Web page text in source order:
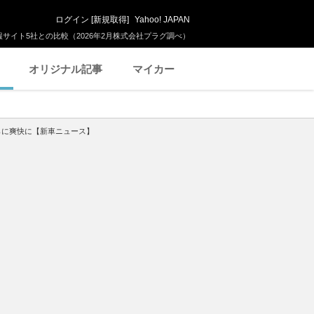
イト5社との比較（2026年2月株式会社プラグ調べ）
ログイン [新規取得] Yahoo! JAPAN
オリジナル記事 マイカー
爽快に【新車ニュース】